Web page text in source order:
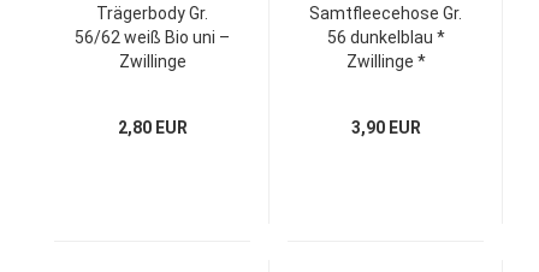
Trägerbody Gr.
56/62 weiß Bio uni –
Zwillinge
2,80 EUR
Samtfleecehose Gr.
56 dunkelblau *
Zwillinge *
3,90 EUR